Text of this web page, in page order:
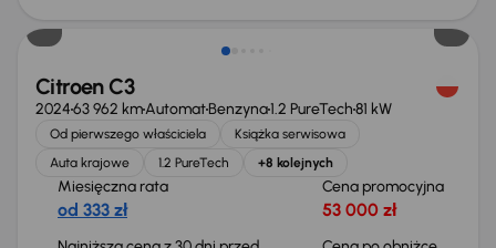
Citroen C3
202463 962 kmAutomatBenzyna1.2 PureTech81 kW
Od pierwszego właściciela
Książka serwisowa
Auta krajowe
1.2 PureTech +8 kolejnych
Miesięczna rata
od 333 zł
Cena promocyjna
53 000 zł